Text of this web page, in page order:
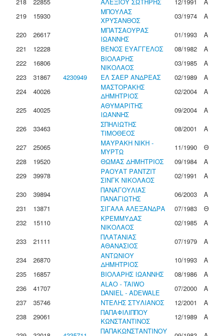
219
15930
ΜΠΟΥΛΑΣ
ΧΡΥΣΑΝΘΟΣ
03/1974
Α
220
26617
ΜΠΑΤΣΑΟΥΡΑΣ
ΙΩΑΝΝΗΣ
01/1993
Α
221
12228 ΒΕΝΟΣ ΕΥΑΓΓΕΛΟΣ 08/1982
Α
222
16806
ΒΙΟΛΑΡΗΣ
ΝΙΚΟΛΑΟΣ
03/1985
Α
223
31867 4230949 ΕΛ ΣΑΕΡ ΑΝΔΡΕΑΣ 02/1989
Α
224
40026
ΜΑΣΤΟΡΑΚΗΣ
ΔΗΜΗΤΡΙΟΣ
02/2004
Α
225
40025
ΑΘΥΜΑΡΙΤΗΣ
ΙΩΑΝΝΗΣ
09/2004
Α
226
33463
ΣΠΗΛΙΩΤΗΣ
ΤΙΜΟΘΕΟΣ
08/2001
Α
227
25065
ΜΑΥΡΑΚΗ ΝΙΚΗ -
ΜΥΡΤΩ
11/1990
Θ
228
19520 ΘΩΜΑΣ ΔΗΜΗΤΡΙΟΣ 09/1984
Α
229
39978
ΡΑΟΥΑΤ ΡΑΝΤΖΙΤ
ΣΙΝΓΚ ΝΙΚΟΛΑΟΣ
02/1991
Α
230
39894
ΠΑΝΑΓΟΥΛΙΑΣ
ΠΑΝΑΓΙΩΤΗΣ
06/2003
Α
231
13871 ΣΙΓΑΛΑ ΑΛΕΞΑΝΔΡΑ 07/1983
Θ
232
15110
ΚΡΕΜΜΥΔΑΣ
ΝΙΚΟΛΑΟΣ
02/1985
Α
233
21111
ΠΛΑΤΑΝΙΑΣ
ΑΘΑΝΑΣΙΟΣ
07/1979
Α
234
26870
ΑΝΤΩΝΙΟΥ
ΔΗΜΗΤΡΙΟΣ
10/1993
Α
235
16857 ΒΙΟΛΑΡΗΣ ΙΩΑΝΝΗΣ 08/1986
Α
236
41707
ALAO - TAIWO
DANIEL - ADEWALE
07/2000
Α
237
35746 ΝΤΕΛΗΣ ΣΤΥΛΙΑΝΟΣ 12/2001
Α
238
29061
ΠΑΠΑΦΙΛΙΠΠΟΥ
ΚΩΝΣΤΑΝΤΙΝΟΣ
12/1989
Α
ΠΑΠΑΚΩΝΣΤΑΝΤΙΝΟΥ